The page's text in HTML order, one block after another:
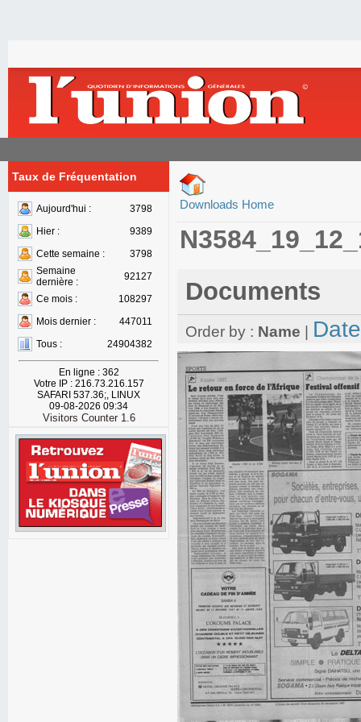
Taux de Fréquentation
Aujourd'hui :
3798
Hier :
9389
Cette semaine :
3798
Semaine
dernière :
92127
Ce mois :
108297
Mois dernier :
447011
Tous :
24904382
En ligne : 362
Votre IP : 216.73.216.157
SAFARI 537.36;, LINUX
09-08-2026 09:34
Visitors Counter 1.6
Downloads Home
Documents
Order by : Name Date